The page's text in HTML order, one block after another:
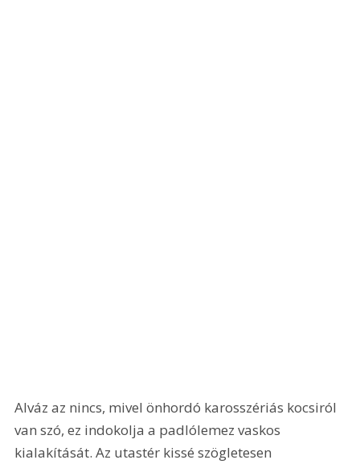
Alváz az nincs, mivel önhordó karosszériás kocsiról
van szó, ez indokolja a padlólemez vaskos
kialakítását. Az utastér kissé szögletesen